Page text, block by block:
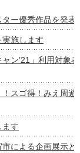
ー優秀作品を発表
施します
ン’21」利用対象
スゴ得！みえ周遊
ます
による企画展示と